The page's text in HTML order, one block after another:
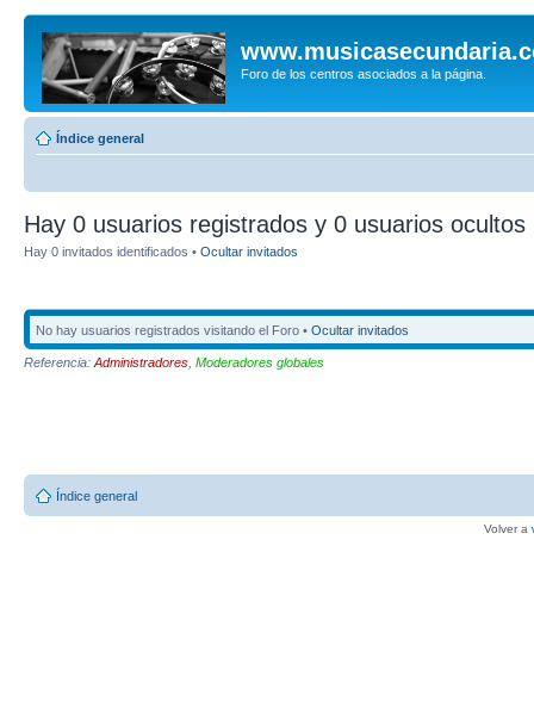
Foro de los centros asociados a la página.
Índice general
Hay 0 usuarios registrados y 0 usuarios ocultos
Hay 0 invitados identificados • Ocultar invitados
No hay usuarios registrados visitando el Foro • Ocultar invitados
Referencia: Administradores Moderadores globales
Índice general
Volver a